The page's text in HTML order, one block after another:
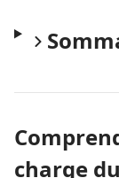
charge